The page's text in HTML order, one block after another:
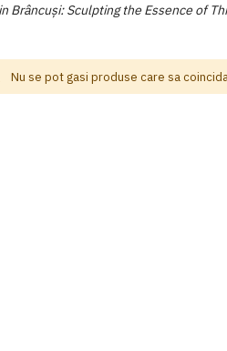
Brâncuși: Sculpting the Essence of
Nu se pot gasi produse care sa